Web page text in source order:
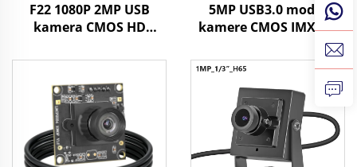
F22 1080P 2MP USB
kamera CMOS HD
minijaturni modul
kamere za robota,
strojno viđenje u
industriji
5MP USB3.0 modul
kamere CMOS IMX335
MJPG/YUY2 1080P 60FPS
kamera visoke brzine
kretanje